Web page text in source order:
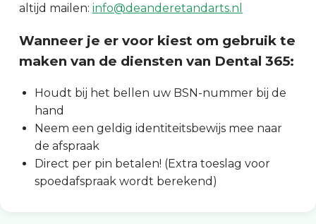
altijd mailen: info@deanderetandarts.nl
Wanneer je er voor kiest om gebruik te
maken van de diensten van Dental 365:
Houdt bij het bellen uw BSN-nummer bij de
hand
Neem een geldig identiteitsbewijs mee naar
de afspraak
Direct per pin betalen! (Extra toeslag voor
spoedafspraak wordt berekend)